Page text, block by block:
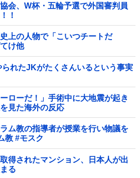
会、W杯・五輪予選で外国審判員
！
上の人物で「こいつチートだ
け他
られたJKがたくさんいるという事実
ローだ！」手術中に大地震が起き
見た海外の反応
ム教の指導者が授業を行い物議を
スラム教 #モスク
得されたマンション、日本人が出
る